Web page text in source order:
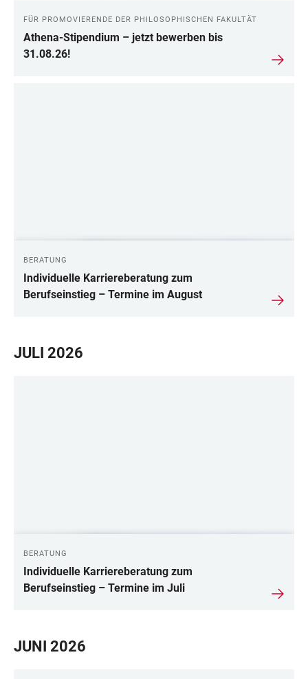
FÜR PROMOVIERENDE DER PHILOSOPHISCHEN FAKULTÄT
Athena-Stipendium – jetzt bewerben bis
31.08.26!
BERATUNG
Individuelle Karriereberatung zum
Berufseinstieg – Termine im August
JULI 2026
BERATUNG
Individuelle Karriereberatung zum
Berufseinstieg – Termine im Juli
JUNI 2026